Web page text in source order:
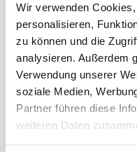
Wir verwenden
personalisieren,
zu können und die
analysieren. Außerdem
Verwendung unserer
soziale Medien,
Partner führen diese
weiteren Daten